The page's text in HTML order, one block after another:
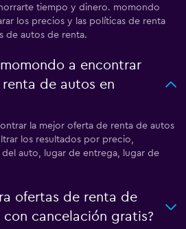
tiempo y dinero. momondo
los precios y las políticas de renta
de autos de renta.
a encontrar
de autos en
la mejor oferta de renta de autos
los resultados por precio,
auto, lugar de entrega, lugar de
ofertas de renta de
cancelación gratis?